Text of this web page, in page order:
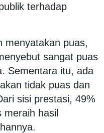
terhadap
menyatakan puas,
sangat puas
Sementara itu, ada
tidak puas dan
sisi prestasi, 49%
hasil